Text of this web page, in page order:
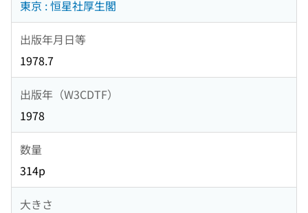
東京 : 恒星社厚生閣
出版年月日等
1978.7
出版年（W3CDTF）
1978
数量
314p
大きさ